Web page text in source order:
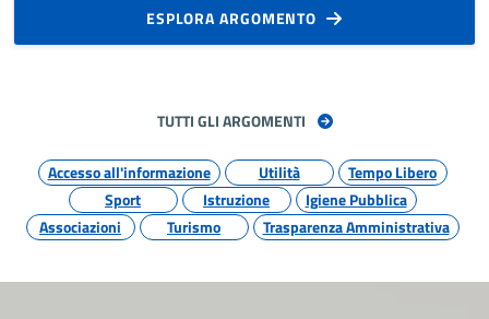
ESPLORA ARGOMENTO
TUTTI GLI ARGOMENTI
Accesso all'informazione Utilità
Tempo Libero
Sport
Istruzione
Igiene Pubblica
Associazioni
Turismo Trasparenza Amministrativa